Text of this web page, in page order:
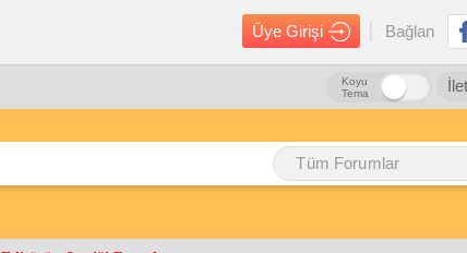
Üye Girişi Bağlan
Koyu
Tema
Tüm Forumlar